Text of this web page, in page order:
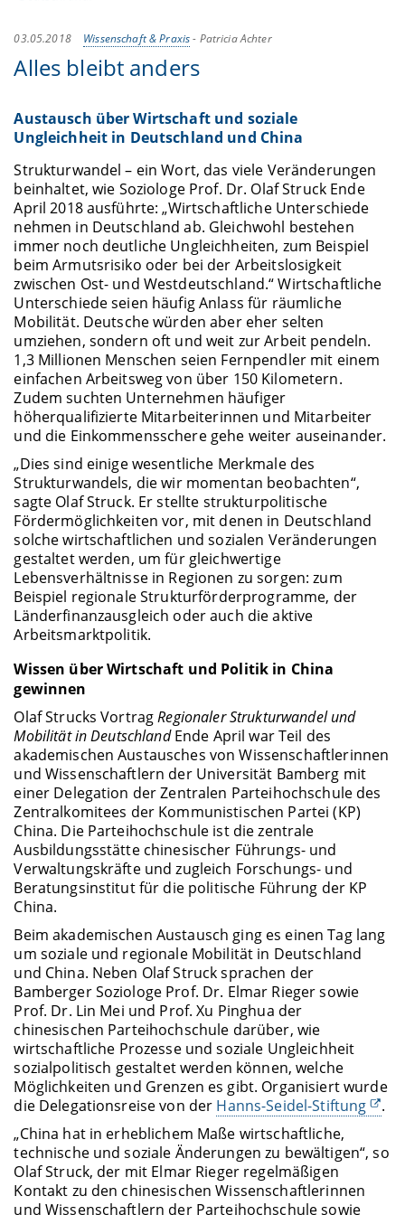
03.05.2018 Wissenschaft & Praxis- Patricia Achter
Alles bleibt anders
Austausch über Wirtschaft und soziale
Ungleichheit in Deutschland und China
Strukturwandel – ein Wort, das viele Veränderungen
beinhaltet, wie Soziologe Prof. Dr. Olaf Struck Ende
April 2018 ausführte: „Wirtschaftliche Unterschiede
nehmen in Deutschland ab. Gleichwohl bestehen
immer noch deutliche Ungleichheiten, zum Beispiel
beim Armutsrisiko oder bei der Arbeitslosigkeit
zwischen Ost- und Westdeutschland.“ Wirtschaftliche
Unterschiede seien häufig Anlass für räumliche
Mobilität. Deutsche würden aber eher selten
umziehen, sondern oft und weit zur Arbeit pendeln.
1,3 Millionen Menschen seien Fernpendler mit einem
einfachen Arbeitsweg von über 150 Kilometern.
Zudem suchten Unternehmen häufiger
höherqualifizierte Mitarbeiterinnen und Mitarbeiter
und die Einkommensschere gehe weiter auseinander.
„Dies sind einige wesentliche Merkmale des
Strukturwandels, die wir momentan beobachten“,
sagte Olaf Struck. Er stellte strukturpolitische
Fördermöglichkeiten vor, mit denen in Deutschland
solche wirtschaftlichen und sozialen Veränderungen
gestaltet werden, um für gleichwertige
Lebensverhältnisse in Regionen zu sorgen: zum
Beispiel regionale Strukturförderprogramme, der
Länderfinanzausgleich oder auch die aktive
Arbeitsmarktpolitik.
Wissen über Wirtschaft und Politik in China
gewinnen
Olaf Strucks VortragRegionaler Strukturwandel und
Mobilität in DeutschlandEnde April war Teil des
akademischen Austausches von Wissenschaftlerinnen
und Wissenschaftlern der Universität Bamberg mit
einer Delegation der Zentralen Parteihochschule des
Zentralkomitees der Kommunistischen Partei (KP)
China. Die Parteihochschule ist die zentrale
Ausbildungsstätte chinesischer Führungs- und
Verwaltungskräfte und zugleich Forschungs- und
Beratungsinstitut für die politische Führung der KP
China.
Beim akademischen Austausch ging es einen Tag lang
um soziale und regionale Mobilität in Deutschland
und China. Neben Olaf Struck sprachen der
Bamberger Soziologe Prof. Dr. Elmar Rieger sowie
Prof. Dr. Lin Mei und Prof. Xu Pinghua der
chinesischen Parteihochschule darüber, wie
wirtschaftliche Prozesse und soziale Ungleichheit
sozialpolitisch gestaltet werden können, welche
Möglichkeiten und Grenzen es gibt. Organisiert wurde
die Delegationsreise von der Hanns-Seidel-Stiftung
.
„China hat in erheblichem Maße wirtschaftliche,
technische und soziale Änderungen zu bewältigen“, so
Olaf Struck, der mit Elmar Rieger regelmäßigen
Kontakt zu den chinesischen Wissenschaftlerinnen
und Wissenschaftlern der Parteihochschule sowie